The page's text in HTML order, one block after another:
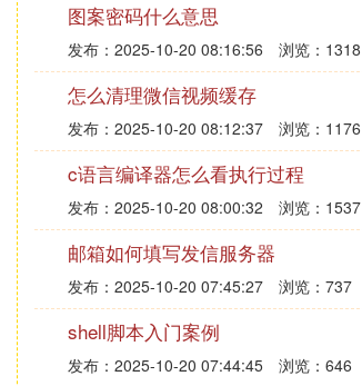
图案密码什么意思
发布：2025-10-20 08:16:56 浏览：1318
怎么清理微信视频缓存
发布：2025-10-20 08:12:37 浏览：1176
c语言编译器怎么看执行过程
发布：2025-10-20 08:00:32 浏览：1537
邮箱如何填写发信服务器
发布：2025-10-20 07:45:27 浏览：737
shell脚本入门案例
发布：2025-10-20 07:44:45 浏览：646